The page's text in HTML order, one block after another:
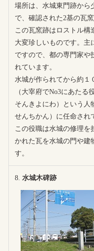
場所は、水城東門跡から
で、確認された2基の瓦
この瓦窯跡はロストル構
大変珍しいものです。主
ですので、都の専門家や
れています。
水城が作られてから約１
（大宰府でNo3にあたる
そんきよにわ）という人
せんちかん）に任命され
この役職は水城の修理
かれた瓦を水城の門や建
す。
水城木碑跡